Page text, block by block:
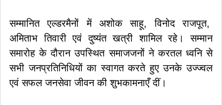
सम्मानित एल्डरमैनों में अशोक साहू, विनोद राजपूत,
अमिताभ तिवारी एवं दुष्यंत खत्री शामिल रहे। सम्मान
समारोह के दौरान उपस्थित समाजजनों ने करतल ध्वनि से
सभी जनप्रतिनिधियों का स्वागत करते हुए उनके उज्ज्वल
एवं सफल जनसेवा जीवन की शुभकामनाएँ दीं।